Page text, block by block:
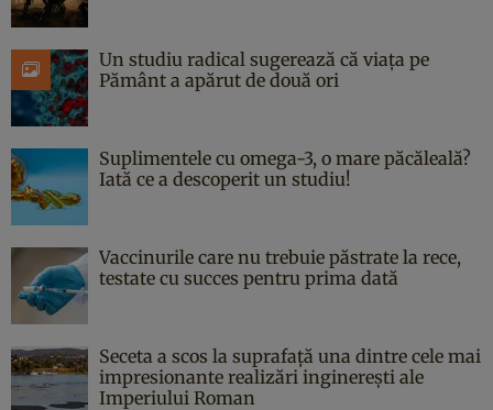
Un studiu radical sugerează că viața pe
Pământ a apărut de două ori
Suplimentele cu omega-3, o mare păcăleală?
Iată ce a descoperit un studiu!
Vaccinurile care nu trebuie păstrate la rece,
testate cu succes pentru prima dată
Seceta a scos la suprafață una dintre cele mai
impresionante realizări inginerești ale
Imperiului Roman